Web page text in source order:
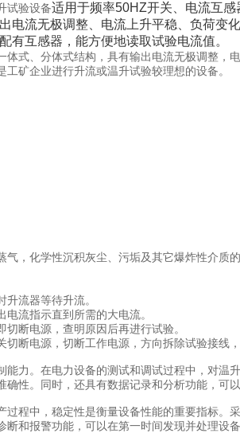
试验设备适用于频率50HZ开关、电流互
电流无极调整、电流上升平稳、负荷变
有互感器，能方便地读取试验电流值。
体式、分体式结构，具有输出电流无极调整
矿企业进行升流或温升试验较理想的设备。
，化学性沉积灰尘、污垢及其它爆炸性介质的
流器等待升流。
流指示直到所需的大电流。
断电源，查明原因后再进行试验。
断电源，切断工作电源，方向拆除试验接线，
力。在电力设备的测试和调试过程中，对温
性。同时，还具有数据记录和分析功能，可
程中，稳定性是衡量设备性能的重要指标。
和报警功能，可以在第一时间发现并处理设